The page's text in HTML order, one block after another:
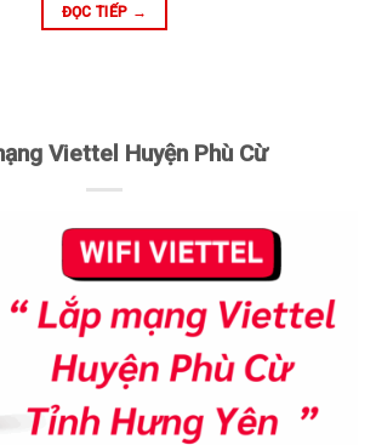
ĐỌC TIẾP →
Viettel Huyện Phù Cừ